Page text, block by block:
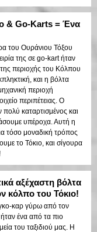
& Go-Karts = Ένα
του Ουράνιου Τόξου
της σε go-kart ήταν
περιοχής του Κόλπου
και η βόλτα
περιοχή
περιπέτειας. Ο
πολύ καταρτισμένος και
υπέροχα. Αυτή η
τόσο μοναδική τρόπος
το Τόκιο, και σίγουρα
αξέχαστη βόλτα
κόλπο του Τόκιο!
καρ γύρω από τον
ένα από τα πιο
του ταξιδιού μας. Η